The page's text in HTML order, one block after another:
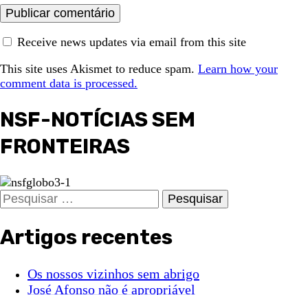
Receive news updates via email from this site
This site uses Akismet to reduce spam. Learn how your
comment data is processed.
NSF-NOTÍCIAS SEM
FRONTEIRAS
Pesquisar
por:
Artigos recentes
Os nossos vizinhos sem abrigo
José Afonso não é apropriável